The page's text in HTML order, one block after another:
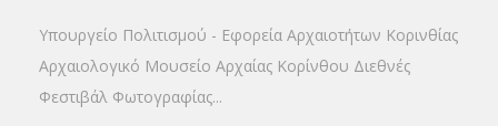
Υπουργείο Πολιτισμού - Εφορεία Αρχαιοτήτων Κορινθίας
Αρχαιολογικό Μουσείο Αρχαίας Κορίνθου Διεθνές
Φεστιβάλ Φωτογραφίας...